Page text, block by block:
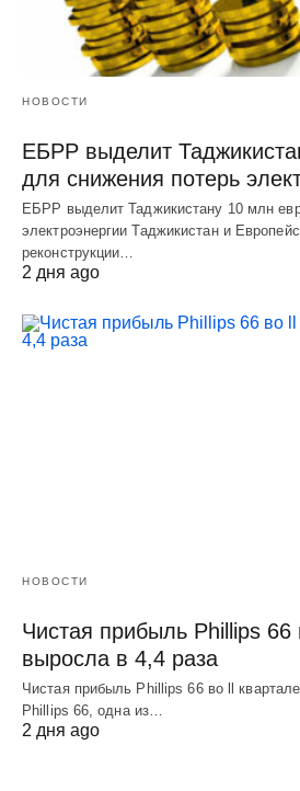
НОВОСТИ
ЕБРР выделит
для снижения потерь
ЕБРР выделит Таджикистану 10 млн
электроэнергии Таджикистан и
реконструкции…
2 дня ago
НОВОСТИ
Чистая прибыль Phillips 66
выросла в 4,4 раза
Чистая прибыль Phillips 66 во ll
Phillips 66, одна из…
2 дня ago